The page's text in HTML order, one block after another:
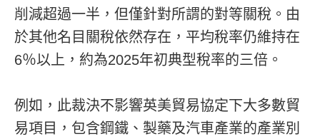
削減超過一半，但僅針對所謂的對等關稅。由
於其他名目關稅依然存在，平均稅率仍維持在
6％以上，約為2025年初典型稅率的三倍。
例如，此裁決不影響英美貿易協定下大多數貿
易項目，包含鋼鐵、製藥及汽車產業的產業別